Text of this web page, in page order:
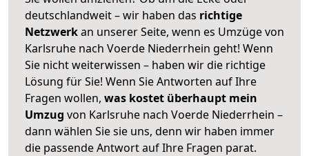
deutschlandweit – wir haben das richtige
Netzwerkan unserer Seite, wenn es Umzüge von
Karlsruhe nach Voerde Niederrhein geht! Wenn
Sie nicht weiterwissen – haben wir die richtige
Lösung für Sie! Wenn Sie Antworten auf Ihre
Fragen wollen, was kostet überhaupt mein
Umzug von Karlsruhe nach Voerde Niederrhein –
dann wählen Sie sie uns, denn wir haben immer
die passende Antwort auf Ihre Fragen parat.